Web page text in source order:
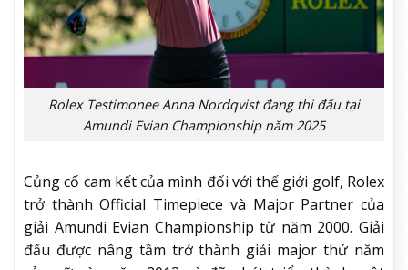
Rolex Testimonee Anna Nordqvist đang thi đấu tại
Amundi Evian Championship năm 2025
Củng cố cam kết của mình đối với thế giới golf, Rolex
trở thành Official Timepiece và Major Partner của
giải Amundi Evian Championship từ năm 2000. Giải
đấu được nâng tầm trở thành giải major thứ năm